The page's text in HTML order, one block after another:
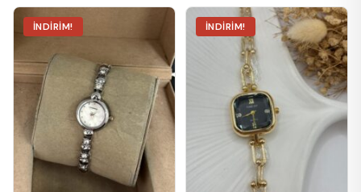
İNDIRIM! İNDIRIM!